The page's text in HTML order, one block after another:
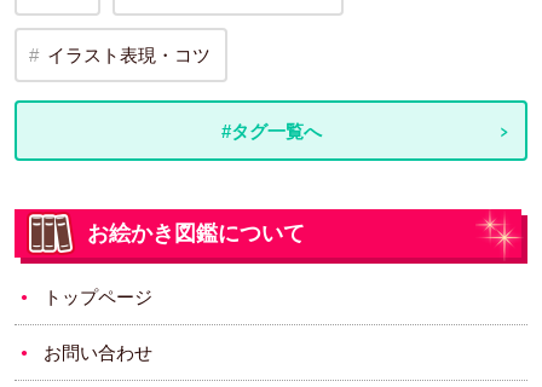
イラスト表現・コツ
#タグ一覧へ
お絵かき図鑑について
トップページ
お問い合わせ